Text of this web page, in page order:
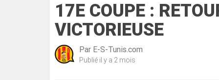
17E COUPE :
VICTORIEUSE
Par E-S-Tunis.com
Publié il y a 2 mois